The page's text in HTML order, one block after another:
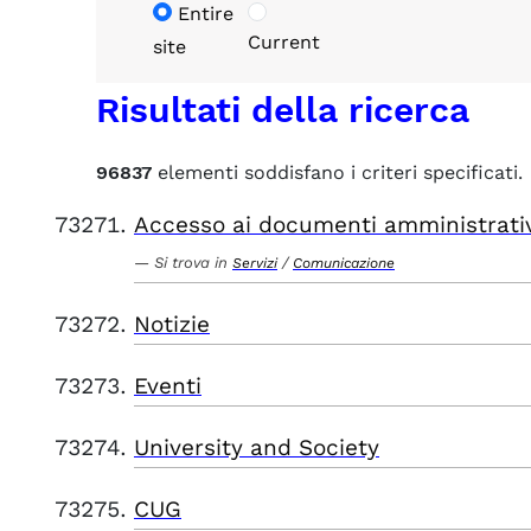
Entire
site
Current
Risultati della ricerca
96837 elementi soddisfano i criteri specificati.
Accesso ai documenti
Si trova in Servizi / Comunicazione
Notizie
Eventi
University and Society
CUG